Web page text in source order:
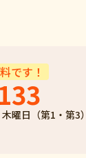
です！
曜日（第1・第3）